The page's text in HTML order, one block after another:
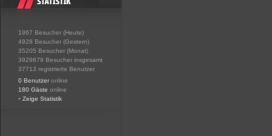
1967 Besucher (Heute)
4928 Besucher (Gestern)
35205 Besucher (Monat)
3929679 Besucher insgesamt
37713 registrierte Benutzer
0 Benutzer online
180 Gäste online
• Zeige Statistik